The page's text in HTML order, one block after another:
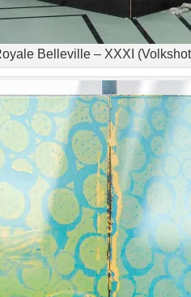
Belleville – XXXI